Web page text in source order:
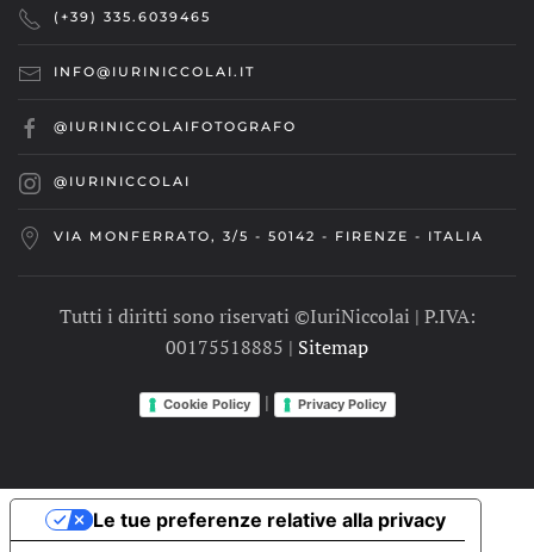
(+39) 335.6039465
INFO@IURINICCOLAI.IT
@IURINICCOLAIFOTOGRAFO
@IURINICCOLAI
VIA MONFERRATO, 3/5 - 50142 - FIRENZE - ITALIA
Tutti i diritti sono riservati ©IuriNiccolai | P.IVA:
00175518885 | Sitemap
Cookie Policy | Privacy Policy
Le tue preferenze relative alla privacy